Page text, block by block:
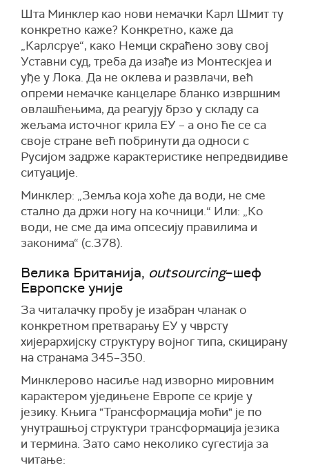
Шта Минклер као нови немачки Карл Шмит ту
конкретно каже? Конкретно, каже да
„Карлсруе“, како Немци скраћено зову свој
Уставни суд, треба да изађе из Монтескјеа и
уђе у Лока. Да не оклева и развлачи, већ
опреми немачке канцеларе бланко извршним
овлашћењима, да реагују брзо у складу са
жељама источног крила ЕУ – а оно ће се са
своје стране већ побринути да односи с
Русијом задрже карактеристике непредвидиве
ситуације.
Минклер: „Земља која хоће да води, не сме
стално да држи ногу на кочници.“ Или: „Ко
води, не сме да има опсесију правилима и
законима“ (с.378).
Велика Британија, outsourcing–шеф
Европске уније
За читалачку пробу је изабран чланак о
конкретном претварању ЕУ у чврсту
хијерархијску структуру војног типа, скицирану
на странама 345–350.
Минклерово насиље над изворно мировним
карактером уједињене Европе се крије у
језику. Књига "Трансформација моћи" је по
унутрашњој структури трансформација језика
и термина. Зато само неколико сугестија за
читање: